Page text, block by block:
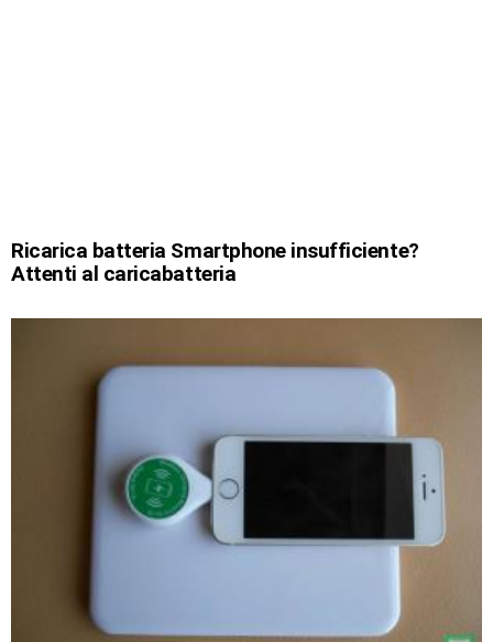
Ricarica batteria Smartphone insufficiente?
Attenti al caricabatteria